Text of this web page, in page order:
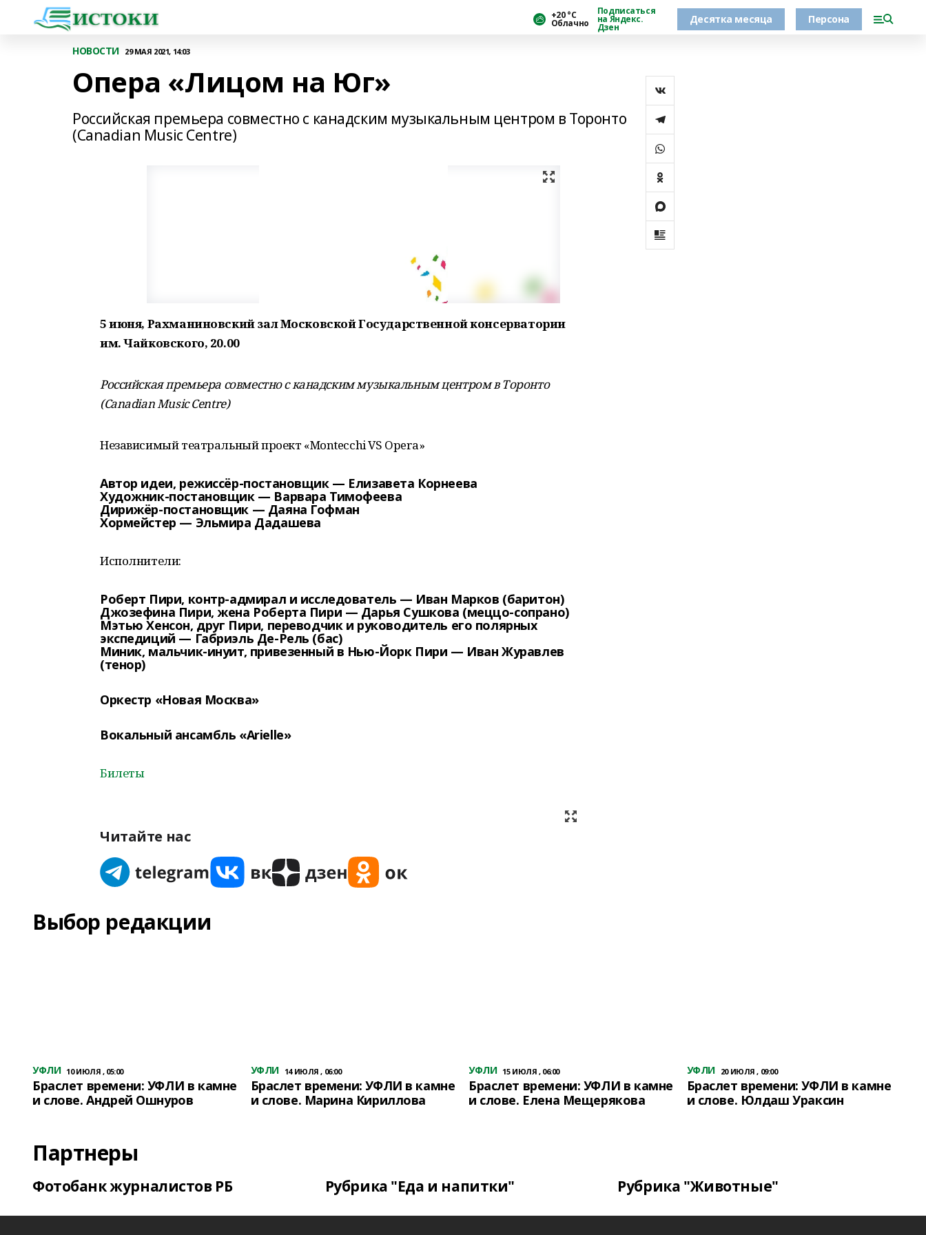
+20 °С
Облачно
Подписаться
на Яндекс.
Дзен
Десятка месяца Персона
НОВОСТИ 29 МАЯ 2021, 14:03
Опера «Лицом на Юг»
Российская премьера совместно с канадским музыкальным центром в Торонто
(Canadian Music Centre)
5 июня, Рахманиновский зал Московской Государственной консерватории
им. Чайковского, 20.00
Российская премьера совместно с канадским музыкальным центром в Торонто
(Canadian Music Centre)
Независимый театральный проект «Montecchi VS Opera»
Автор идеи, режиссёр-постановщик — Елизавета Корнеева
Художник-постановщик — Варвара Тимофеева
Дирижёр-постановщик — Даяна Гофман
Хормейстер — Эльмира Дадашева
Исполнители:
Роберт Пири, контр-адмирал и исследователь — Иван Марков (баритон)
Джозефина Пири, жена Роберта Пири — Дарья Сушкова (меццо-сопрано)
Мэтью Хенсон, друг Пири, переводчик и руководитель его полярных
экспедиций — Габриэль Де-Рель (бас)
Миник, мальчик-инуит, привезенный в Нью-Йорк Пири — Иван Журавлев
(тенор)
Оркестр «Новая Москва»
Вокальный ансамбль «Arielle»
Билеты
Читайте нас
Выбор редакции
УФЛИ 10 ИЮЛЯ , 05:00
Браслет времени: УФЛИ в камне
и слове. Андрей Ошнуров
УФЛИ 14 ИЮЛЯ , 06:00
Браслет времени: УФЛИ в камне
и слове. Марина Кириллова
УФЛИ 15 ИЮЛЯ , 06:00
Браслет времени: УФЛИ в камне
и слове. Елена Мещерякова
УФЛИ 20 ИЮЛЯ , 09:00
Браслет времени: УФЛИ в камне
и слове. Юлдаш Ураксин
Партнеры
Фотобанк журналистов РБ Рубрика "Еда и напитки" Рубрика "Животные"